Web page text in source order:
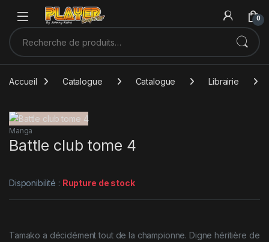
Sauter à la navigation
Skip to content
0
Recherche pour :
Accueil Catalogue Catalogue Librairie
Manga
Battle club tome 4
Disponibilité : Rupture de stock
Tamako a décidément tout de la championne. Digne héritière de